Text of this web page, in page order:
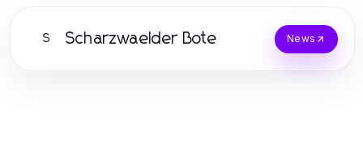
S Scharzwaelder Bote News